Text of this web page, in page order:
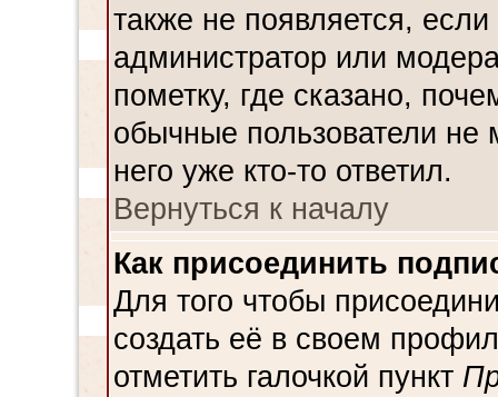
также не появляется,
администратор или
пометку, где сказано,
обычные пользователи не
него уже кто-то ответил.
Вернуться к началу
Как присоединить
Для того чтобы
создать её в своем
отметить галочкой пункт